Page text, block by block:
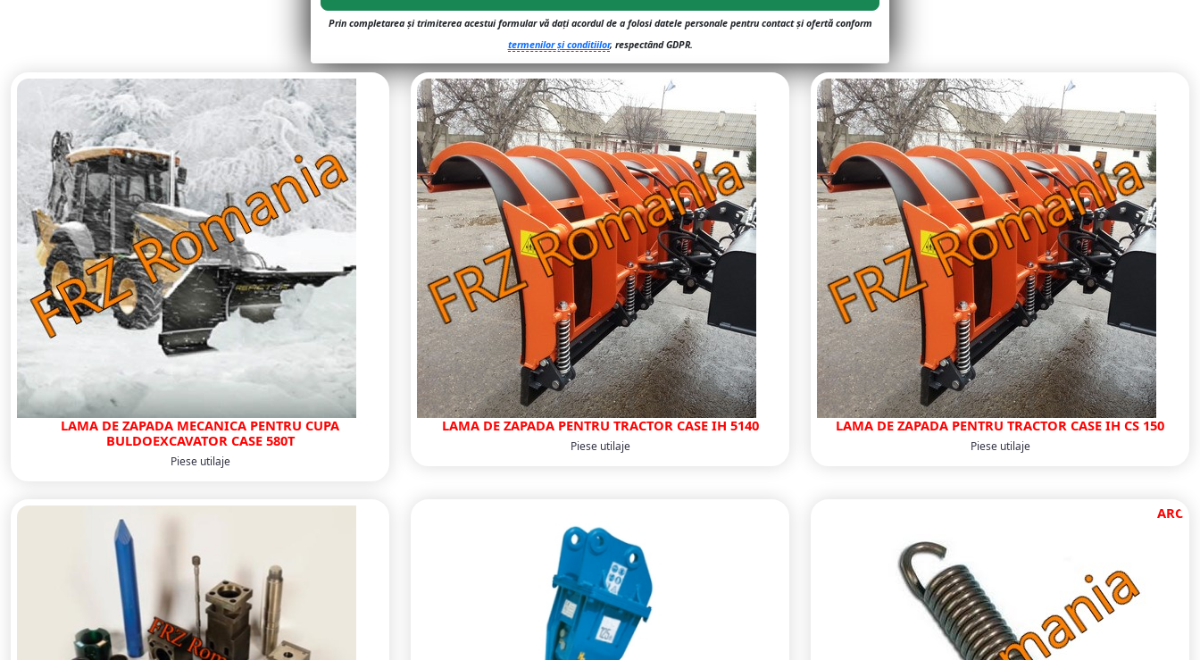
Prin completarea și trimiterea acestui formular vă dați acordul de a folosi datele personale pentru contact și ofertă conform
termenilor și conditiilor, respectând GDPR.
LAMA DE ZAPADA MECANICA PENTRU CUPA
BULDOEXCAVATOR CASE 580T
Piese utilaje
LAMA DE ZAPADA PENTRU TRACTOR CASE IH 5140
Piese utilaje
LAMA DE ZAPADA PENTRU TRACTOR CASE IH CS 150
Piese utilaje
ARC